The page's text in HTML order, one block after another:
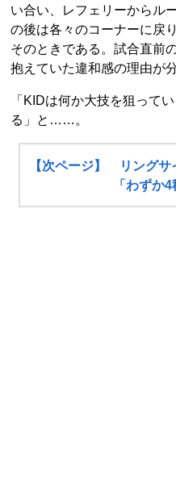
い合い、レフェリーからル
の後は各々のコーナーに戻
そのときである。試合直前
抱えていた違和感の理由が
「KIDは何か大技を狙って
る」と……。
【次ページ】 リングサ
「わずか